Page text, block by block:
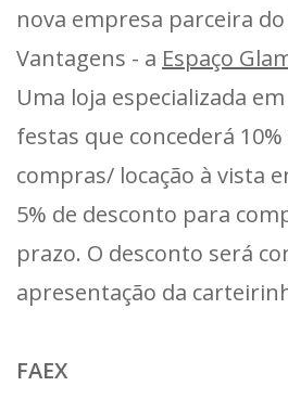
nova empresa parceira
Vantagens - a Espaço
Uma loja especializada
festas que concederá
compras/ locação à vista
5% de desconto para
prazo. O desconto será
apresentação da
FAEX